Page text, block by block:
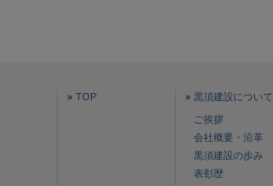
TOP 黒須建設について
ご挨拶
会社概要・沿革
黒須建設の歩み
表彰歴